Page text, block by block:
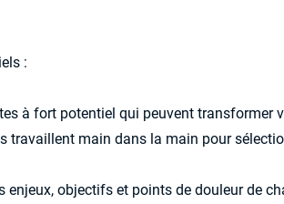
:
à fort potentiel qui peuvent transformer
travaillent main dans la main pour
enjeux, objectifs et points de douleur de